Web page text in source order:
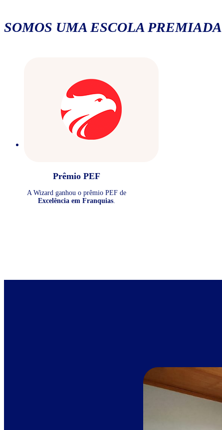
SOMOS UMA ESCOLA PREMIADA
Prêmio PEF
A Wizard ganhou o prêmio PEF de
Excelência em Franquias.